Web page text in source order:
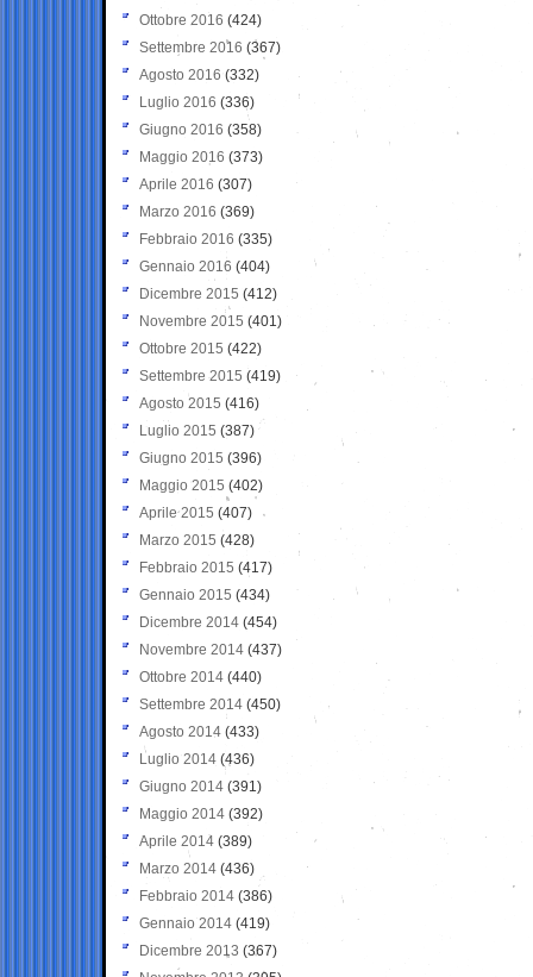
Ottobre 2016 (424)
Settembre 2016 (367)
Agosto 2016 (332)
Luglio 2016 (336)
Giugno 2016 (358)
Maggio 2016 (373)
Aprile 2016 (307)
Marzo 2016 (369)
Febbraio 2016 (335)
Gennaio 2016 (404)
Dicembre 2015 (412)
Novembre 2015 (401)
Ottobre 2015 (422)
Settembre 2015 (419)
Agosto 2015 (416)
Luglio 2015 (387)
Giugno 2015 (396)
Maggio 2015 (402)
Aprile 2015 (407)
Marzo 2015 (428)
Febbraio 2015 (417)
Gennaio 2015 (434)
Dicembre 2014 (454)
Novembre 2014 (437)
Ottobre 2014 (440)
Settembre 2014 (450)
Agosto 2014 (433)
Luglio 2014 (436)
Giugno 2014 (391)
Maggio 2014 (392)
Aprile 2014 (389)
Marzo 2014 (436)
Febbraio 2014 (386)
Gennaio 2014 (419)
Dicembre 2013 (367)